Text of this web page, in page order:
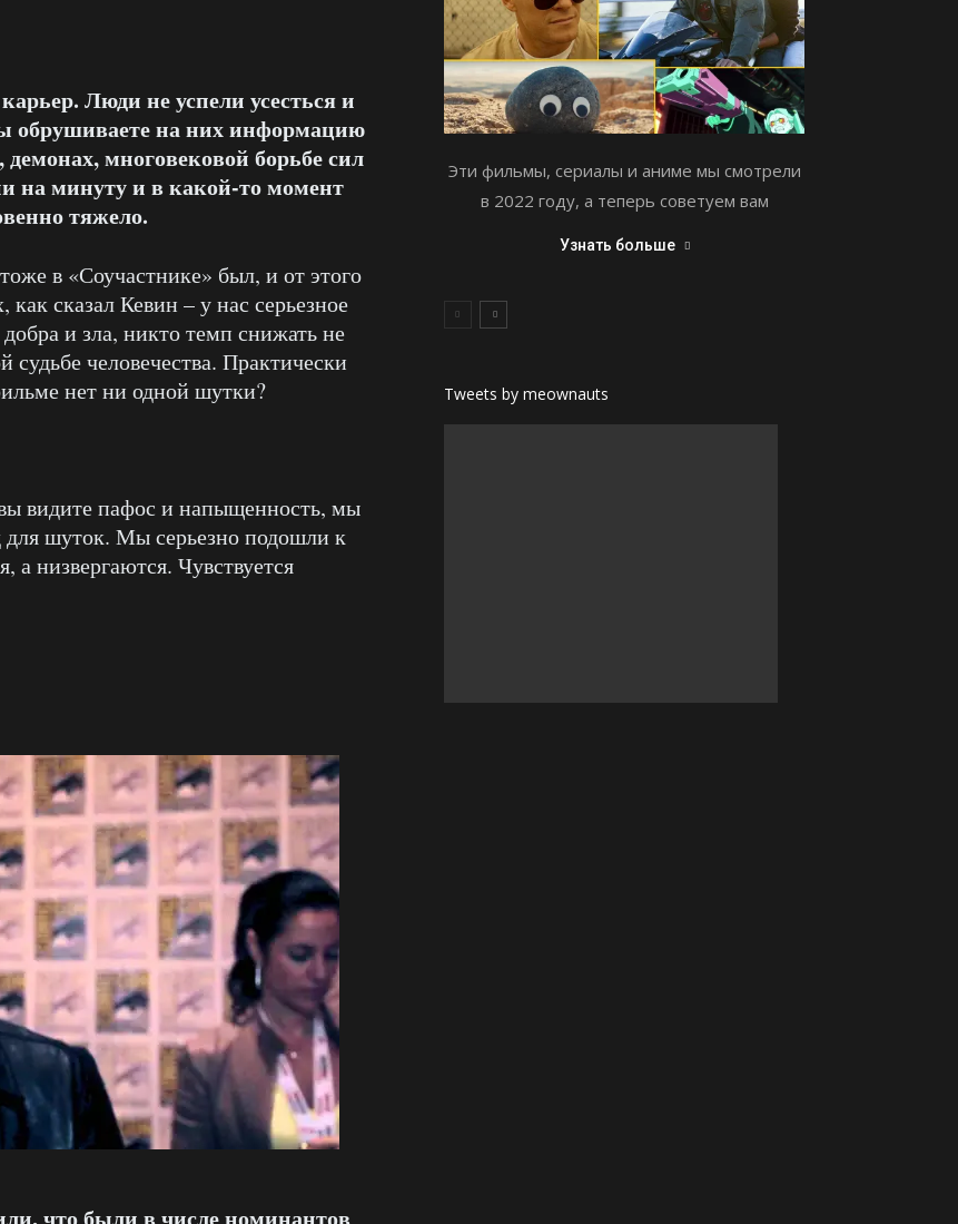
Люди не успели усесться и
обрушиваете на них информацию
многовековой борьбе сил
на минуту и в какой-то момент
тяжело.
в «Соучастнике» был, и от этого
сказал Кевин – у нас серьезное
и зла, никто темп снижать не
судьбе человечества. Практически
нет ни одной шутки?
видите пафос и напыщенность, мы
шуток. Мы серьезно подошли к
низвергаются. Чувствуется
Эти фильмы, сериалы и аниме мы смотрели
в 2022 году, а теперь советуем вам
Узнать больше
Tweets by meownauts